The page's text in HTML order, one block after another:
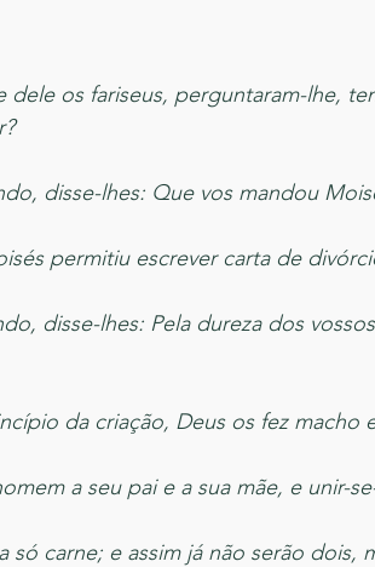
dele os fariseus, perguntaram-lhe,
disse-lhes: Que vos mandou
permitiu escrever carta de
disse-lhes: Pela dureza dos
da criação, Deus os fez macho
a seu pai e a sua mãe, e unir-
só carne; e assim já não serão dois,